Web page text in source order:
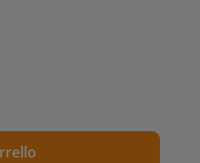
desiderata o